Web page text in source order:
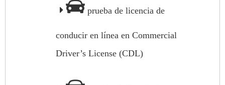
prueba de licencia de
conducir en línea en Commercial
Driver’s License (CDL)